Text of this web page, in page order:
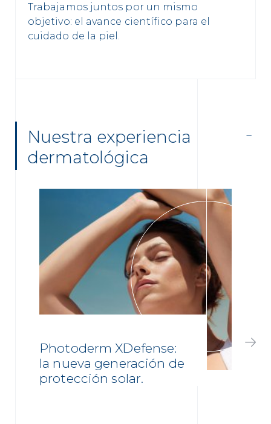
Trabajamos juntos por un mismo
objetivo: el avance científico para el
cuidado de la piel.
Nuestra experiencia
dermatológica
Photoderm XDefense:
la nueva generación de
protección solar.